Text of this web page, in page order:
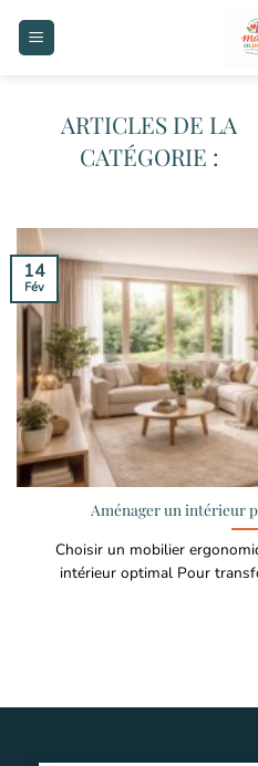
Aménager un intérieur
Choisir un mobilier
intérieur optimal Pour
14
Fév